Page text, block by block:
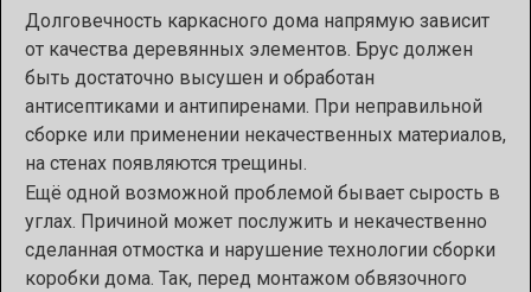
Долговечность каркасного дома напрямую зависит
от качества деревянных элементов. Брус должен
быть достаточно высушен и обработан
антисептиками и антипиренами. При неправильной
сборке или применении некачественных материалов,
на стенах появляются трещины.
Ещё одной возможной проблемой бывает сырость в
углах. Причиной может послужить и некачественно
сделанная отмостка и нарушение технологии сборки
коробки дома. Так, перед монтажом обвязочного